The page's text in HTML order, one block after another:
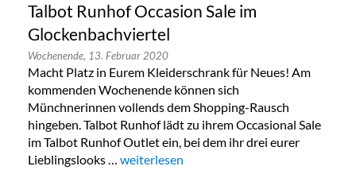
Talbot Runhof Occasion Sale im
Glockenbachviertel
Wochenende, 13. Februar 2020
Macht Platz in Eurem Kleiderschrank für Neues! Am
kommenden Wochenende können sich
Münchnerinnen vollends dem Shopping-Rausch
hingeben. Talbot Runhof lädt zu ihrem Occasional Sale
im Talbot Runhof Outlet ein, bei dem ihr drei eurer
Lieblingslooks … „Talbot Runhof Occasion Sale im
weiterlesen